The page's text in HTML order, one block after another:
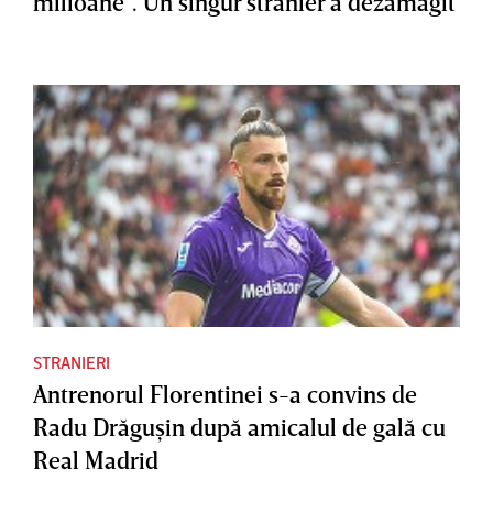
STRANIERI
Antrenorul Florentinei s-a convins de
Radu Drăguşin după amicalul de gală cu
Real Madrid